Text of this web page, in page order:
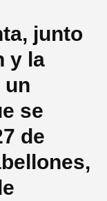
junto
y la
un
se
de